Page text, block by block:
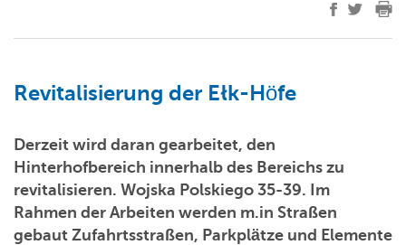
Revitalisierung der Ełk-Höfe
Derzeit wird daran gearbeitet, den
Hinterhofbereich innerhalb des Bereichs zu
revitalisieren. Wojska Polskiego 35-39. Im
Rahmen der Arbeiten werden m.in Straßen
gebaut Zufahrtsstraßen, Parkplätze und Elemente